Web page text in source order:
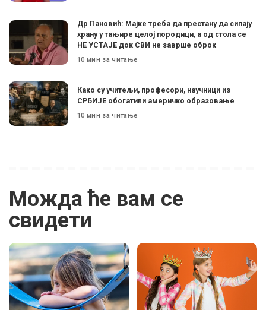
Др Пановић: Мајке треба да престану да сипају
храну у тањире целој породици, а од стола се
НЕ УСТАЈЕ док СВИ не заврше оброк
10 мин за читање
Како су учитељи, професори, научници из
СРБИЈЕ обогатили америчко образовање
10 мин за читање
Можда ће вам се
свидети